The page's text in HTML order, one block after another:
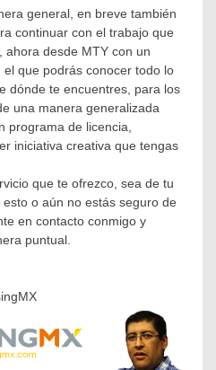
general, en breve también
continuar con el trabajo que
ahora desde MTY con un
que podrás conocer todo lo
dónde te encuentres, para los
una manera generalizada
programa de licencia,
iniciativa creativa que tengas
que te ofrezco, sea de tu
o aún no estás seguro de
en contacto conmigo y
puntual.